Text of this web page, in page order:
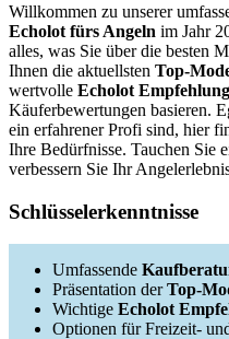
Willkommen zu unserer
Echolot fürs Angeln im Jahr
alles, was Sie über die besten
Ihnen die aktuellsten Top-
wertvolle Echolot
Käuferbewertungen basieren.
ein erfahrener Profi sind, hier
Ihre Bedürfnisse. Tauchen Sie
verbessern Sie Ihr
Schlüsselerkenntnisse
Umfassende
Präsentation derTop-
Wichtige Echolot
Optionen für Freizeit-